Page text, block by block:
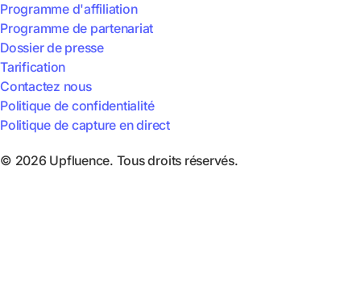
Programme d'affiliation
Programme de partenariat
Dossier de presse
Tarification
Contactez nous
Politique de confidentialité
Politique de capture en direct
© 2026 Upfluence. Tous droits réservés.